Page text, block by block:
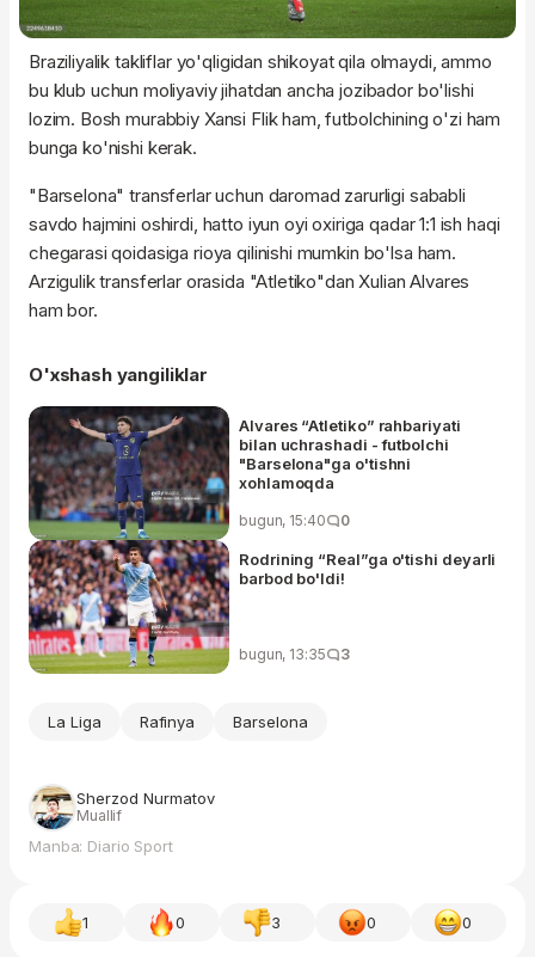
Braziliyalik takliflar yo'qligidan shikoyat qila olmaydi, ammo
bu klub uchun moliyaviy jihatdan ancha jozibador bo'lishi
lozim. Bosh murabbiy Xansi Flik ham, futbolchining o'zi ham
bunga ko'nishi kerak.
"Barselona" transferlar uchun daromad zarurligi sababli
savdo hajmini oshirdi, hatto iyun oyi oxiriga qadar 1:1 ish haqi
chegarasi qoidasiga rioya qilinishi mumkin bo'lsa ham.
Arzigulik transferlar orasida "Atletiko"dan Xulian Alvares
ham bor.
O'xshash yangiliklar
Alvares “Atletiko” rahbariyati
bilan uchrashadi - futbolchi
"Barselona"ga o'tishni
xohlamoqda
bugun, 15:40 0
Rodrining “Real”ga o'tishi deyarli
barbod bo'ldi!
bugun, 13:35 3
La Liga Rafinya Barselona
Sherzod Nurmatov
Muallif
Manba: Diario Sport
1 0 3 0 0